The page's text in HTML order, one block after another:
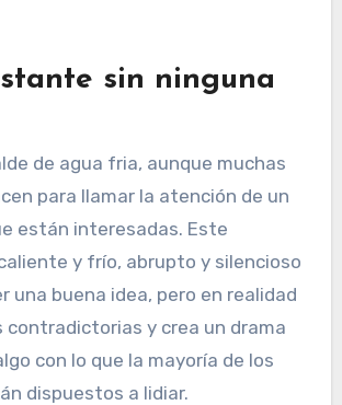
sin ninguna
de agua fria, aunque muchas
para llamar la atención de un
están interesadas. Este
y frío, abrupto y silencioso
una buena idea, pero en realidad
contradictorias y crea un drama
con lo que la mayoría de los
dispuestos a lidiar.